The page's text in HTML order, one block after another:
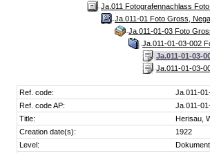
Ja.011 Fotografennachlass
Ja.011-01 Foto Gross,
Ja.011-01-03 Foto
Ja.011-01-03-002
Ja.011-01-03-
Ja.011-01-03-
Ref. code:
Ja.011-
Ref. code AP:
Ja.011-
Title:
Herisau,
Creation date(s):
1922
Level: